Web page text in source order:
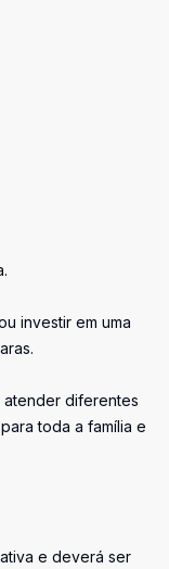
investir em uma
atender diferentes
toda a família e
e deverá ser